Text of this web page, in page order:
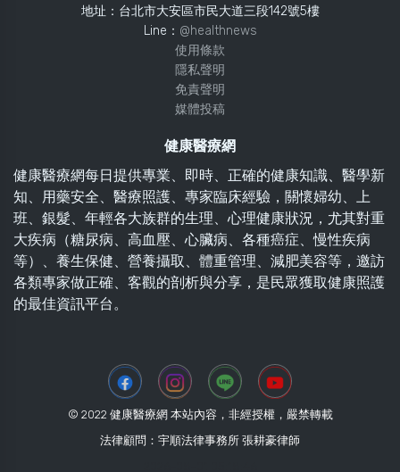
地址：台北市大安區市民大道三段142號5樓
Line： @healthnews
使用條款
隱私聲明
免責聲明
媒體投稿
健康醫療網
健康醫療網每日提供專業、即時、正確的健康知識、醫學新
知、用藥安全、醫療照護、專家臨床經驗，關懷婦幼、上
班、銀髮、年輕各大族群的生理、心理健康狀況，尤其對重
大疾病（糖尿病、高血壓、心臟病、各種癌症、慢性疾病
等）、養生保健、營養攝取、體重管理、減肥美容等，邀訪
各類專家做正確、客觀的剖析與分享，是民眾獲取健康照護
的最佳資訊平台。
© 2022 健康醫療網 本站內容，非經授權，嚴禁轉載
法律顧問：宇順法律事務所 張耕豪律師